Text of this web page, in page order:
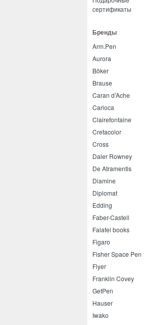
сертификаты
Бренды
Arm.Pen
Aurora
Böker
Brause
Caran d’Ache
Carioca
Clairefontaine
Cretacolor
Cross
Daler Rowney
De Atramentis
Diamine
Diplomat
Edding
Faber-Castell
Falafel books
Figaro
Fisher Space Pen
Flyer
Franklin Covey
GetPen
Hauser
Iwako